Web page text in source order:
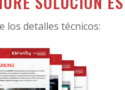
los detalles técnicos: